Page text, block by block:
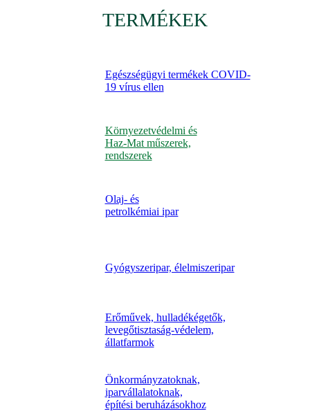
TERMÉKEK
Egészségügyi termékek COVID-
19 vírus ellen
Környezetvédelmi és
Haz-Mat műszerek,
rendszerek
Olaj- és
petrolkémiai ipar
Gyógyszeripar, élelmiszeripar
Erőművek, hulladékégetők,
levegőtisztaság-védelem,
állatfarmok
Önkormányzatoknak,
iparvállalatoknak,
építési beruházásokhoz